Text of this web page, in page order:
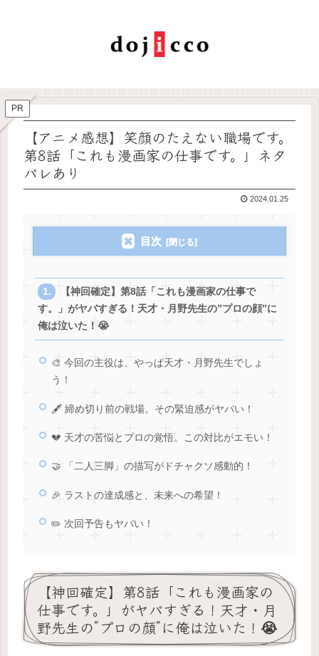
PR
【アニメ感想】笑顔のたえない職場です。
第8話「これも漫画家の仕事です。」ネタ
バレあり
2024.01.25
目次
【神回確定】第8話「これも漫画家の仕事で
す。」がヤバすぎる！天才・月野先生の”プロの顔”に
俺は泣いた！😭
🎨 今回の主役は、やっぱ天才・月野先生でしょ
う！
🖋️ 締め切り前の戦場。その緊迫感がヤバい！
💔 天才の苦悩とプロの覚悟。この対比がエモい！
🤝 「二人三脚」の描写がドチャクソ感動的！
🎉 ラストの達成感と、未来への希望！
✏️ 次回予告もヤバい！
【神回確定】第8話「これも漫画家の
仕事です。」がヤバすぎる！天才・月
野先生の”プロの顔”に俺は泣いた！😭